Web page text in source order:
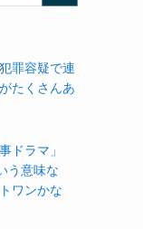
罪容疑で連
たくさんあ
ドラマ」
う意味な
ワンかな